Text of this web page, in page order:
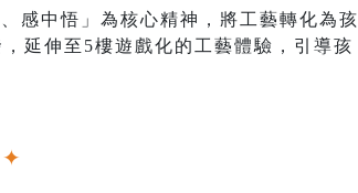
感中悟」為核心精神，將工藝轉化為孩
延伸至5樓遊戲化的工藝體驗，引導孩
✦